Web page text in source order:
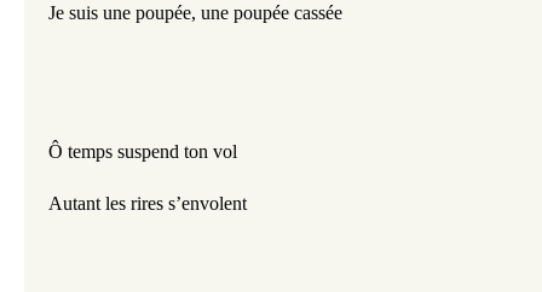
Je suis une poupée, une poupée cassée
Ô temps suspend ton vol
Autant les rires s’envolent